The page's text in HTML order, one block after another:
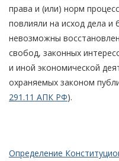
права и (или) норм
повлияли на исход дела и
невозможны
свобод, законных
и иной экономической
охраняемых законом
291.11 АПК РФ).
Определение